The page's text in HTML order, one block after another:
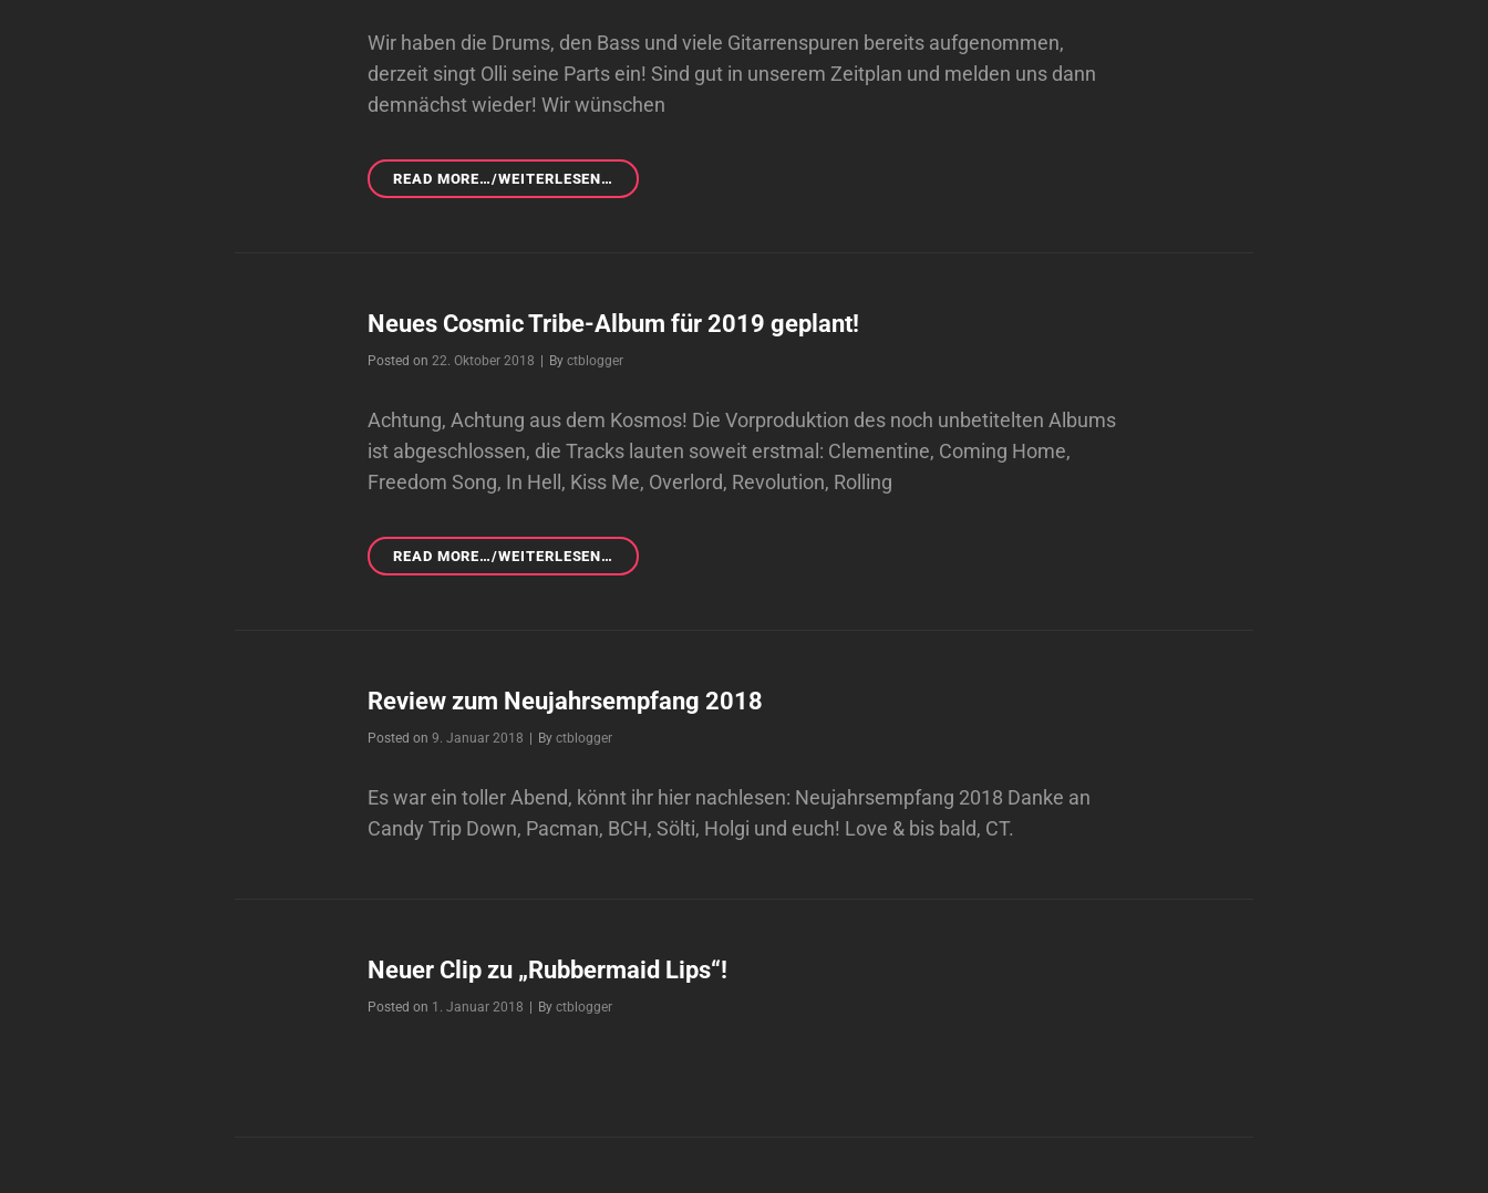
Wir haben die Drums, den Bass und viele Gitarrenspuren bereits aufgenommen,
derzeit singt Olli seine Parts ein! Sind gut in unserem Zeitplan und melden uns dann
demnächst wieder! Wir wünschen
READ MORE…/WEITERLESEN… +++STUDIO
UPDATE
Neues Cosmic Tribe-Album für 2019 geplant!
Posted on 22. Oktober 2018 By Byline
ctblogger
Achtung, Achtung aus dem Kosmos! Die Vorproduktion des noch unbetitelten Albums
ist abgeschlossen, die Tracks lauten soweit erstmal: Clementine, Coming Home,
Freedom Song, In Hell, Kiss Me, Overlord, Revolution, Rolling
READ MORE…/WEITERLESEN… NEUES
COSMIC
GEPLANT!
Review zum Neujahrsempfang 2018
Posted on 9. Januar 2018 By Byline
ctblogger
Es war ein toller Abend, könnt ihr hier nachlesen: Neujahrsempfang 2018 Danke an
Candy Trip Down, Pacman, BCH, Sölti, Holgi und euch! Love & bis bald, CT.
Neuer Clip zu „Rubbermaid Lips“!
Posted on 1. Januar 2018 By Byline
ctblogger